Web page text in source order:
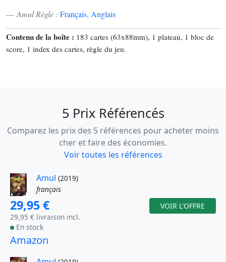
Amul Règle : Français, Anglais
Contenu de la boîte : 183 cartes (63x88mm), 1 plateau, 1 bloc de
score, 1 index des cartes, règle du jeu.
5 Prix Référencés
Comparez les prix des 5 références pour acheter moins
cher et faire des économies.
Voir toutes les références
Amul (2019)
français
29,95 €
29,95 € livraison incl.
En stock
VOIR L'OFFRE
Amazon